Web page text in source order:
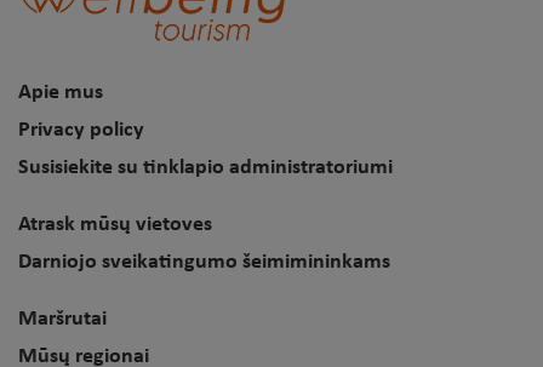
Apie mus
Privacy policy
Susisiekite su tinklapio administratoriumi
Atrask mūsų vietoves
Darniojo sveikatingumo šeimimininkams
Maršrutai
Mūsų regionai